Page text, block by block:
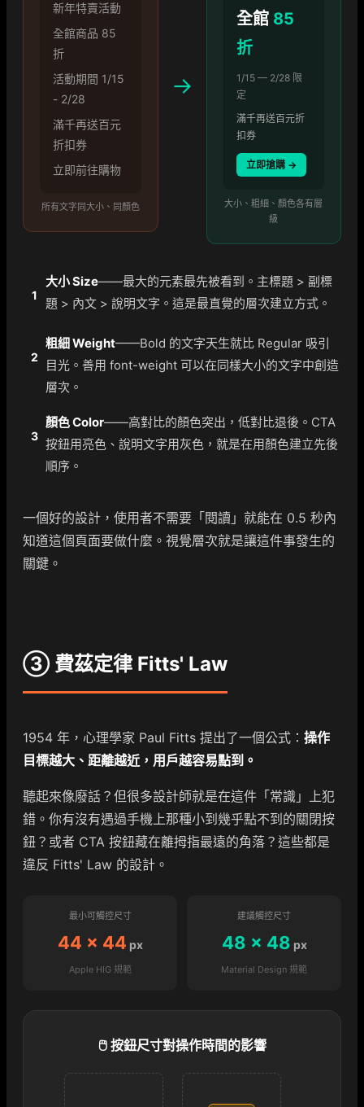
新年特賣活動
全館商品 85
折
活動期間 1/15
- 2/28
滿千再送百元
折扣券
立即前往購物
所有文字同大小、同顏色
→
全館 85
折
1/15 — 2/28 限
定
滿千再送百元折
扣券
立即搶購 →
大小、粗細、顏色各有層
級
1
大小 Size——最大的元素最先被看到。主標題 > 副標
題 > 內文 > 說明文字。這是最直覺的層次建立方式。
2
粗細 Weight——Bold 的文字天生就比 Regular 吸引
目光。善用 font-weight 可以在同樣大小的文字中創造
層次。
3
顏色 Color——高對比的顏色突出，低對比退後。CTA
按鈕用亮色、說明文字用灰色，就是在用顏色建立先後
順序。
一個好的設計，使用者不需要「閱讀」就能在 0.5 秒內
知道這個頁面要做什麼。視覺層次就是讓這件事發生的
關鍵。
③ 費茲定律 Fitts' Law
1954 年，心理學家 Paul Fitts 提出了一個公式： 操作
目標越大、距離越近，用戶越容易點到。
聽起來像廢話？但很多設計師就是在這件「常識」上犯
錯。你有沒有遇過手機上那種小到幾乎點不到的關閉按
鈕？或者 CTA 按鈕藏在離拇指最遠的角落？這些都是
違反 Fitts' Law 的設計。
最小可觸控尺寸
44 × 44 px
Apple HIG 規範
建議觸控尺寸
48 × 48 px
Material Design 規範
🖱️ 按鈕尺寸對操作時間的影響